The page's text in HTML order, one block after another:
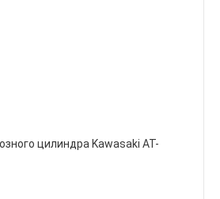
цилиндра Kawasaki AT-